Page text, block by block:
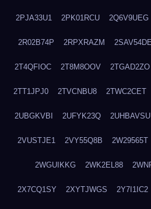
2PJA33U1 2PK01RCU 2Q6V9UEG
2R02B74P 2RPXRAZM 2SAV54DE
2T4QFIOC 2T8M8OOV 2TGAD2ZO
2TT1JPJ0 2TVCNBU8 2TWC2CET
2UBGKVBI 2UFYK23Q 2UHBAVSU
2VUSTJE1 2VY55Q8B 2W29565T
2WGUIKKG 2WK2EL88
2X7CQ1SY 2XYTJWGS 2Y7I1IC2